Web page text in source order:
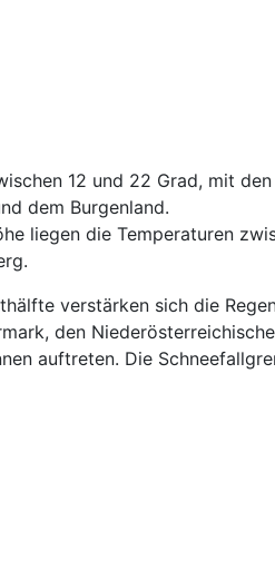
12 und 22 Grad, mit
dem Burgenland.
liegen die Temperaturen
verstärken sich die
den
auftreten. Die